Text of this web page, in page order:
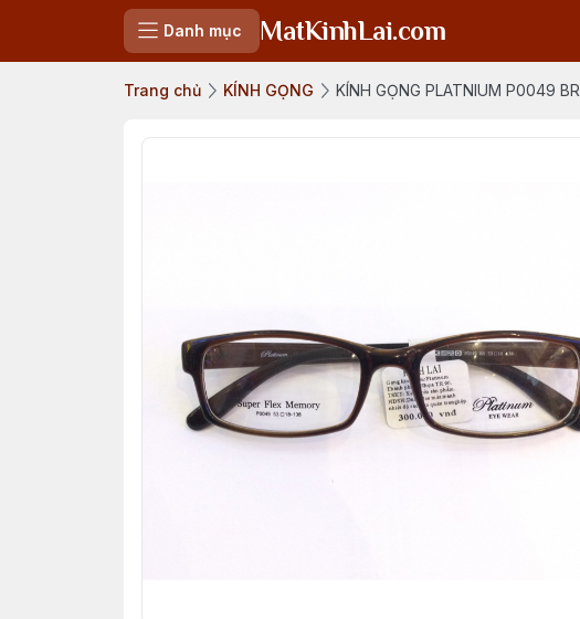
Danh mục MatKinhLai.com
Trang chủ KÍNH GỌNG KÍNH GỌNG PLATNIUM P0049 BR